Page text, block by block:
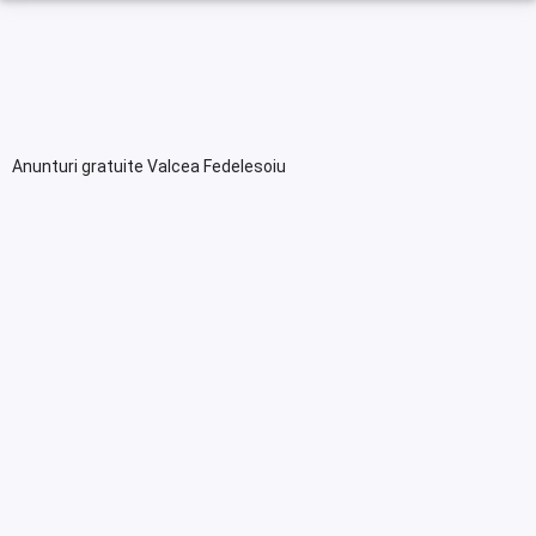
Anunturi gratuite Valcea Fedelesoiu